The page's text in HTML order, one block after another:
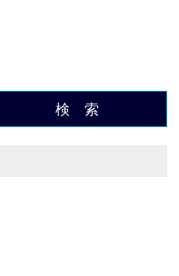
検 索